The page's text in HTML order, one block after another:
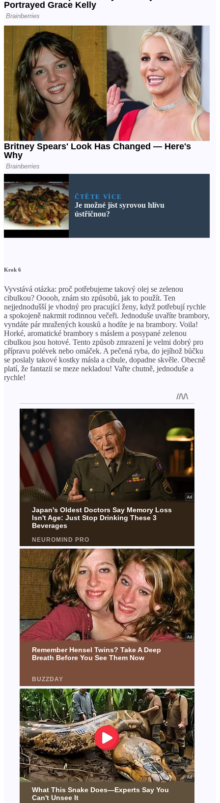
ČTĚTE VÍCE
Je možné jíst syrovou hlívu
ústřičnou?
Krok 6
Vyvstává otázka: proč potřebujeme takový olej se zelenou
cibulkou? Ooooh, znám sto způsobů, jak to použít. Ten
nejjednodušší je vhodný pro pracující ženy, když potřebují rychle
a spokojeně nakrmit rodinnou večeři. Jednoduše uvaříte brambory,
vyndáte pár mražených kousků a hodíte je na brambory. Voila!
Horké, aromatické brambory s máslem a posypané zelenou
cibulkou jsou hotové. Tento způsob zmrazení je velmi dobrý pro
přípravu polévek nebo omáček. A pečená ryba, do jejíhož bůčku
se poslaly takové kostky másla a cibule, dopadne skvěle. Obecně
platí, že fantazii se meze nekladou! Vařte chutně, jednoduše a
rychle!